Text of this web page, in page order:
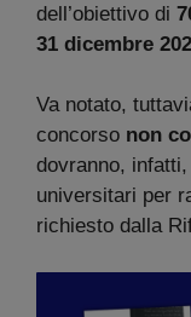
dell’obiettivo di
31 dicembre
Va notato,
concorso non
dovranno,
universitari per
richiesto dalla